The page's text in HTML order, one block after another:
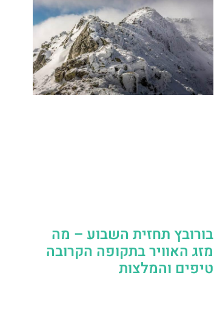
בורובץ תחזית השבוע – מה
מזג האוויר בתקופה הקרובה
טיפים והמלצות